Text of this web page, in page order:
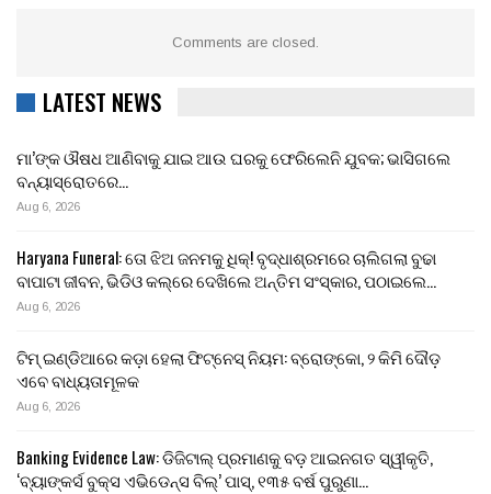
Comments are closed.
LATEST NEWS
ମା’ଙ୍କ ଔଷଧ ଆଣିବାକୁ ଯାଇ ଆଉ ଘରକୁ ଫେରିଲେନି ଯୁବକ; ଭାସିଗଲେ
ବନ୍ୟାସ୍ରୋତରେ…
Aug 6, 2026
Haryana Funeral: ତୋ ଝିଅ ଜନମକୁ ଧିକ୍! ବୃଦ୍ଧାଶ୍ରମରେ ଚାଲିଗଲା ବୁଢା
ବାପାଟା ଜୀବନ, ଭିଡିଓ କଲ୍‌ରେ ଦେଖିଲେ ଅନ୍ତିମ ସଂସ୍କାର, ପଠାଇଲେ…
Aug 6, 2026
ଟିମ୍ ଇଣ୍ଡିଆରେ କଡ଼ା ହେଲା ଫିଟ୍‌ନେସ୍ ନିୟମ: ବ୍ରୋଙ୍କୋ, ୨ କିମି ଦୌଡ଼
ଏବେ ବାଧ୍ୟତାମୂଳକ
Aug 6, 2026
Banking Evidence Law: ଡିଜିଟାଲ୍ ପ୍ରମାଣକୁ ବଡ଼ ଆଇନଗତ ସ୍ୱୀକୃତି,
‘ବ୍ୟାଙ୍କର୍ସ ବୁକ୍ସ ଏଭିଡେନ୍ସ ବିଲ୍’ ପାସ୍, ୧୩୫ ବର୍ଷ ପୁରୁଣା…